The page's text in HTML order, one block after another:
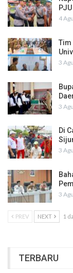
4
Tim
3
3
Di
3
3
PREV NEXT 1
TERBARU